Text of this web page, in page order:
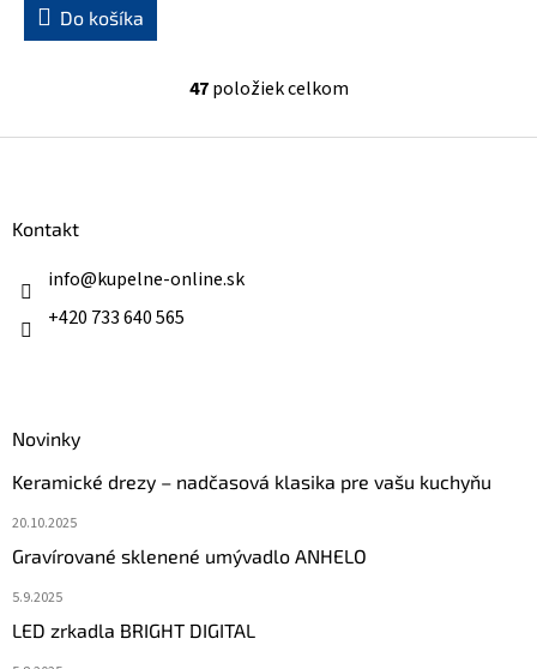
Do košíka
O
l
i
47položiek celkom
Kontakt
info@kupelne-online.sk
+420 733 640 565
Novinky
Keramické drezy – nadčasová klasika pre vašu kuchyňu
20.10.2025
Gravírované sklenené umývadlo ANHELO
5.9.2025
LED zrkadla BRIGHT DIGITAL